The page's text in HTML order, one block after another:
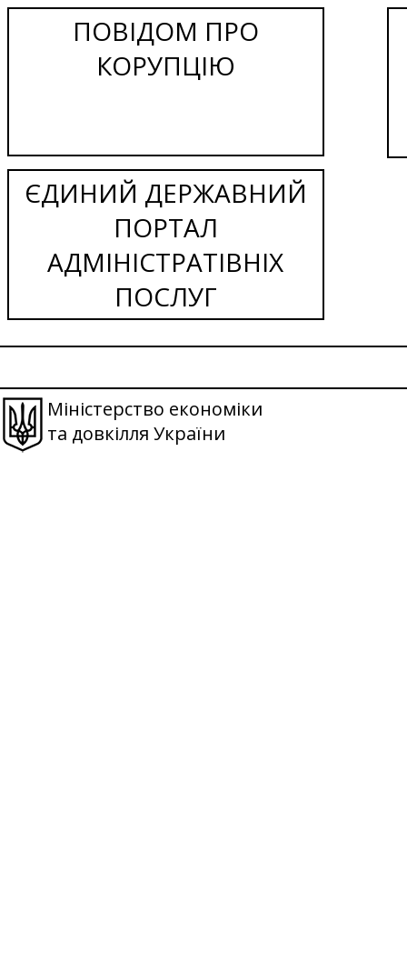
ПОВІДОМ ПРО
КОРУПЦІЮ
ЄДИНИЙ ДЕРЖАВНИЙ
ПОРТАЛ
АДМІНІСТРАТІВНІХ
ПОСЛУГ
Міністерство економіки
та довкілля України